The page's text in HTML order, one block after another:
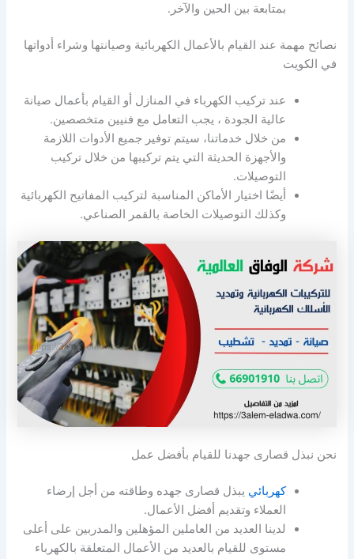
بمتابعة بين الحين والآخر.
نصائح مهمة عند القيام بالأعمال الكهربائية وصيانتها وشراء أدواتها
في الكويت
عند تركيب الكهرباء في المنازل أو القيام بأعمال صيانة
عالية الجودة ، يجب التعامل مع فنيين متخصصين.
من خلال خدماتنا، سيتم توفير جميع الأدوات اللازمة
والأجهزة الحديثة التي يتم تركيبها من خلال تركيب
التوصيلات.
أيضًا اختيار الأماكن المناسبة لتركيب المفاتيح الكهربائية
وكذلك التوصيلات الخاصة بالقمر الصناعي.
نحن نبذل قصارى جهدنا للقيام بأفضل عمل
كهربائي يبذل قصارى جهده وطاقته من أجل إرضاء
العملاء وتقديم أفضل الأعمال.
لدينا العديد من العاملين المؤهلين والمدربين على أعلى
مستوى للقيام بالعديد من الأعمال المتعلقة بالكهرباء